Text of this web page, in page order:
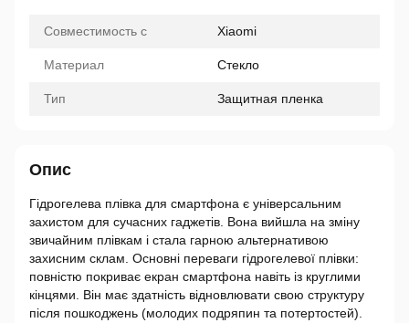
Совместимость с Xiaomi
Материал Стекло
Тип Защитная пленка
Опис
Гідрогелева плівка для смартфона є універсальним
захистом для сучасних гаджетів. Вона вийшла на зміну
звичайним плівкам і стала гарною альтернативою
захисним склам. Основні переваги гідрогелевої плівки:
повністю покриває екран смартфона навіть із круглими
кінцями. Він має здатність відновлювати свою структуру
після пошкоджень (молодих подряпин та потертостей).